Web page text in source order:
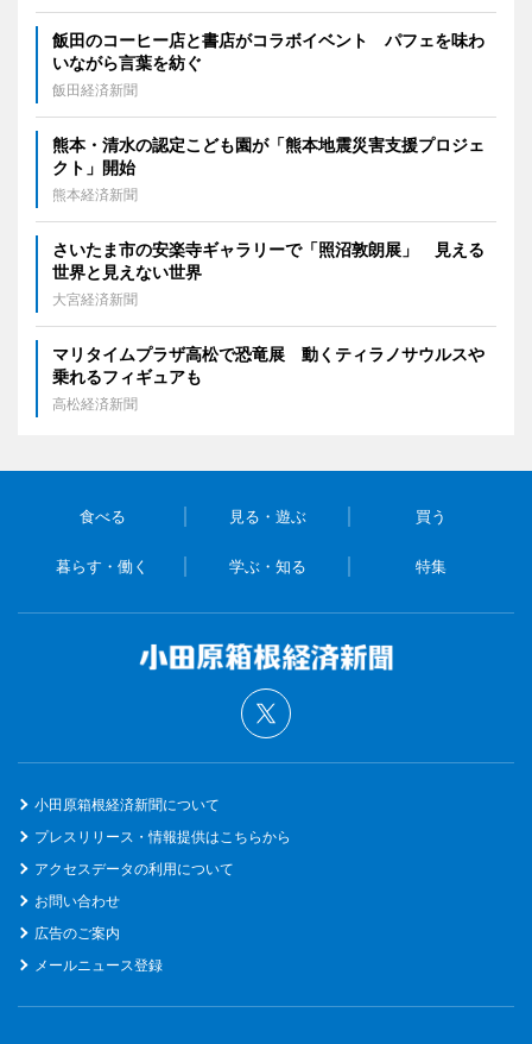
飯田のコーヒー店と書店がコラボイベント パフェを味わ
いながら言葉を紡ぐ
飯田経済新聞
熊本・清水の認定こども園が「熊本地震災害支援プロジェ
クト」開始
熊本経済新聞
さいたま市の安楽寺ギャラリーで「照沼敦朗展」 見える
世界と見えない世界
大宮経済新聞
マリタイムプラザ高松で恐竜展 動くティラノサウルスや
乗れるフィギュアも
高松経済新聞
食べる 見る・遊ぶ 買う
暮らす・働く 学ぶ・知る 特集
小田原箱根経済新聞について
プレスリリース・情報提供はこちらから
アクセスデータの利用について
お問い合わせ
広告のご案内
メールニュース登録